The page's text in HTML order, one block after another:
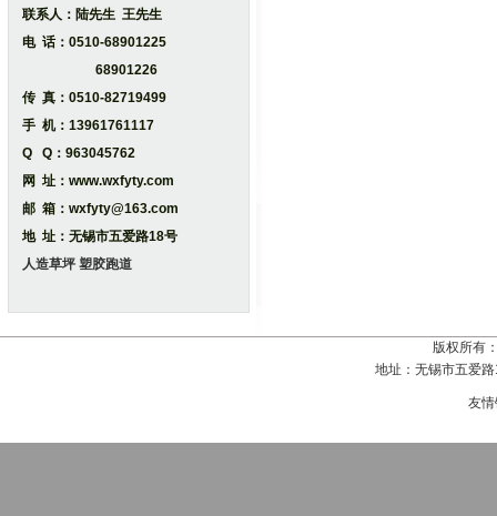
联系人：陆先生 王先生
电 话：0510-68901225
68901226
传 真：0510-82719499
手 机：13961761117
Q Q：963045762
网 址：www.wxfyty.com
邮 箱：wxfyty@163.com
地 址：无锡市五爱路18号
人造草坪 塑胶跑道
版权所有
地址：无锡市五爱
友